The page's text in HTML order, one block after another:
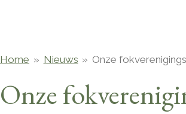
Home » Nieuws » Onze
Onze